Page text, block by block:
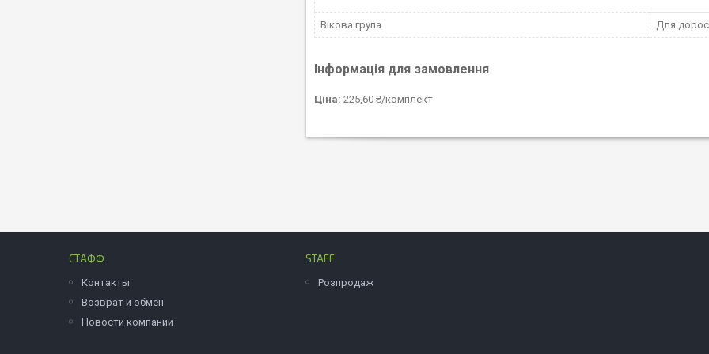
Вікова група Для
Інформація для замовлення
Ціна: 225,60 ₴/комплект
СТАФФ
Контакты
Возврат и обмен
Новости компании
STAFF
Розпродаж